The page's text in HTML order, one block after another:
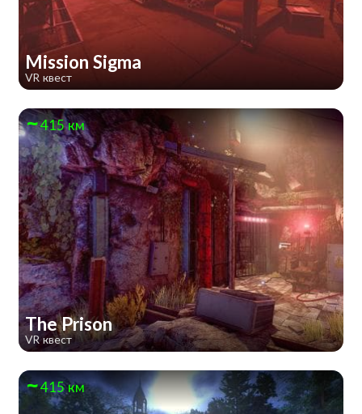
Mission Sigma
VR квест
415 км
The Prison
VR квест
415 км